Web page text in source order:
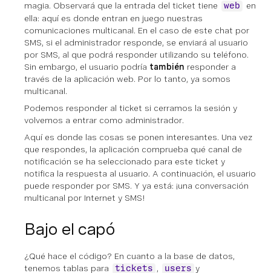
magia. Observará que la entrada del ticket tiene
web
en
ella: aquí es donde entran en juego nuestras
comunicaciones multicanal. En el caso de este chat por
SMS, si el administrador responde, se enviará al usuario
por SMS, al que podrá responder utilizando su teléfono.
Sin embargo, el usuario podría también responder a
través de la aplicación web. Por lo tanto, ya somos
multicanal.
Podemos responder al ticket si cerramos la sesión y
volvemos a entrar como administrador.
Aquí es donde las cosas se ponen interesantes. Una vez
que respondes, la aplicación comprueba qué canal de
notificación se ha seleccionado para este ticket y
notifica la respuesta al usuario. A continuación, el usuario
puede responder por SMS. Y ya está: ¡una conversación
multicanal por Internet y SMS!
Bajo el capó
¿Qué hace el código? En cuanto a la base de datos,
tenemos tablas para
tickets , users y